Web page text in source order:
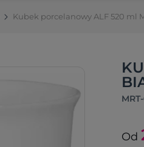
Kubek porcelanowy ALF 520 ml
Od